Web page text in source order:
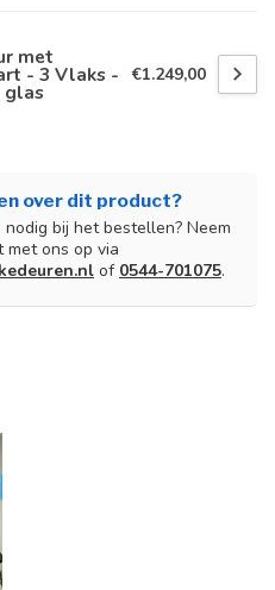
met
- 3 Vlaks -
glas
€1.249,00
over dit product?
bij het bestellen? Neem
ons op via
of 0544-701075.